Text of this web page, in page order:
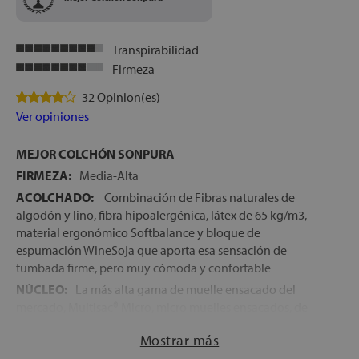
la superficie de descanso, evitando que al tumbarnos cerca
ENVÍO, MONTAJE Y RETIRADA DEL ANTIGUO
COLCHÓN GRATIS
FABRICADO EN ESPAÑA
ALTURA: +/- 32 cm
Transpirabilidad
Firmeza
32 Opinion(es)
Ver opiniones
MEJOR COLCHÓN SONPURA
FIRMEZA: Media-Alta
ACOLCHADO:
Combinación de Fibras naturales de
algodón y lino, fibra hipoalergénica, látex de 65 kg/m3,
material ergonómico Softbalance y bloque de
espumación WineSoja que aporta esa sensación de
tumbada firme, pero muy cómoda y confortable
NÚCLEO: La más alta gama de muelle ensacado del
de presiones superior. Esta configuración, permite una
Mostrar más